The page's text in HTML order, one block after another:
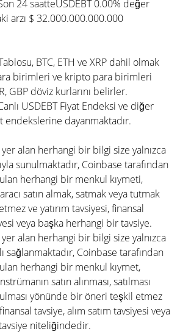
24 saatteUSDEBT 0.00% değer
arzı $ 32.000.000.000.000
BTC, ETH ve XRP dahil olmak
birimleri ve kripto para birimleri
GBP döviz kurlarını belirler.
USDEBT Fiyat Endeksi ve diğer
endekslerine dayanmaktadır.
alan herhangi bir bilgi size yalnızca
sunulmaktadır, Coinbase tarafından
herhangi bir menkul kıymeti,
satın almak, satmak veya tutmak
ve yatırım tavsiyesi, finansal
veya başka herhangi bir tavsiye.
alan herhangi bir bilgi size yalnızca
sağlanmaktadır, Coinbase tarafından
herhangi bir menkul kıymet,
satın alınması, satılması
yönünde bir öneri teşkil etmez
tavsiye, alım satım tavsiyesi veya
niteliğindedir.